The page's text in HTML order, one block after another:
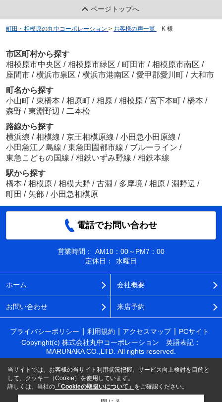
ページトップへ
町田・相模原の丸中コーポレーション > お客様の声一覧 K 様
市区町村から探す
相模原市中央区 / 相模原市緑区 / 町田市 / 相模原市南区 /
座間市 / 横浜市泉区 / 横浜市港南区 / 愛甲郡愛川町 / 大和市
町名から探す
小山町 / 東橋本 / 相原町 / 相原 / 相模原 / 宮下本町 / 橋本 /
森野 / 東淵野辺 / 二本松
路線から探す
横浜線 / 相模線 / 京王相模原線 / 小田急小田原線 /
小田急江ノ島線 / 東急田園都市線 / ブルーライン /
東急こどもの国線 / 相鉄いずみ野線 / 相鉄本線
駅から探す
橋本 / 相模原 / 相模大野 / 古淵 / 多摩境 / 相原 / 淵野辺 /
町田 / 矢部 / 小田急相模原
電話でお問い合わせ
営業時間：
AM10：00～PM7：00
定休日：
水曜日
ホーム 会社概要
お問い合わせ 来店予約
プライバシーポリシー 利用規約 アクセスマップ
PCサイト
Copyright(c) 株式会社丸中コーポレーション 英語表記：
MARUNAKA CO.,LTD. All rights reserved.
当サイトでは、お客様の当サイト利用状況把握、サービス向上検討を目的と
して、クッキー（Cookie）を使用しています。
詳しくは、当社の 「Cookieの取扱いについて」 をご確認ください。